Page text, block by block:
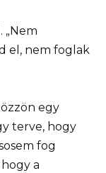
„Nem
el, nem foglak
egy
terve, hogy
fog
a